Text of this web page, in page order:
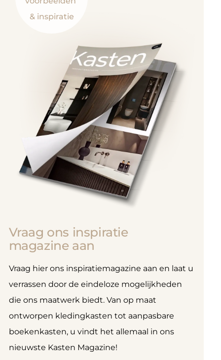
& inspiratie
Vraag ons inspiratie
magazine aan
Vraag hier ons inspiratiemagazine aan en laat u
verrassen door de eindeloze mogelijkheden
die ons maatwerk biedt. Van op maat
ontworpen kledingkasten tot aanpasbare
boekenkasten, u vindt het allemaal in ons
nieuwste Kasten Magazine!